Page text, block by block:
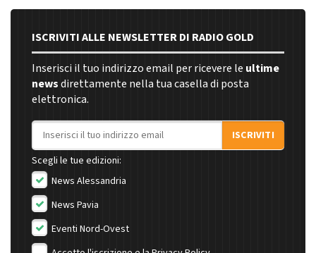
ISCRIVITI ALLE NEWSLETTER DI RADIO GOLD
Inserisci il tuo indirizzo email per ricevere le ultime
newsdirettamente nella tua casella di posta
elettronica.
Indirizzo email
ISCRIVITI
Scegli le tue edizioni:
News Alessandria
News Pavia
Eventi Nord-Ovest